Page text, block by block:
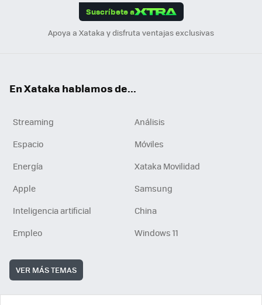
Suscríbete a
Apoya a Xataka y disfruta ventajas exclusivas
En Xataka hablamos de...
Streaming
Análisis
Espacio
Móviles
Energía
Xataka Movilidad
Apple
Samsung
Inteligencia artificial
China
Empleo
Windows 11
VER MÁS TEMAS